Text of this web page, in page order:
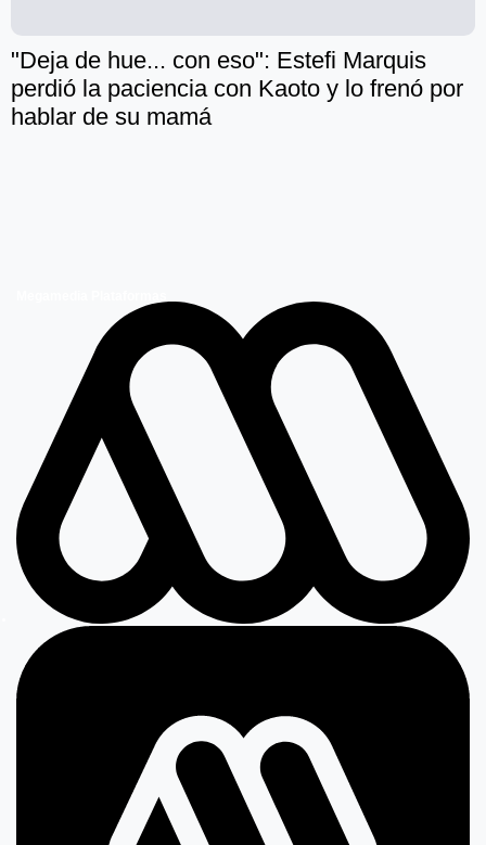
"Deja de hue... con eso": Estefi Marquis
perdió la paciencia con Kaoto y lo frenó por
hablar de su mamá